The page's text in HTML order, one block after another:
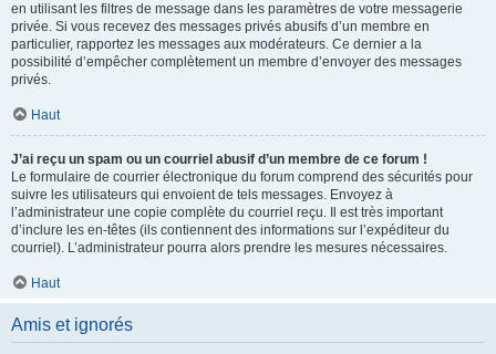
en utilisant les filtres de message dans les paramètres de votre messagerie
privée. Si vous recevez des messages privés abusifs d’un membre en
particulier, rapportez les messages aux modérateurs. Ce dernier a la
possibilité d’empêcher complètement un membre d’envoyer des messages
privés.
Haut
J’ai reçu un spam ou un courriel abusif d’un membre de ce forum !
Le formulaire de courrier électronique du forum comprend des sécurités pour
suivre les utilisateurs qui envoient de tels messages. Envoyez à
l’administrateur une copie complète du courriel reçu. Il est très important
d’inclure les en-têtes (ils contiennent des informations sur l’expéditeur du
courriel). L’administrateur pourra alors prendre les mesures nécessaires.
Haut
Amis et ignorés